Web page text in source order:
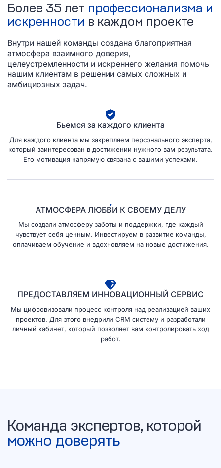
Более 35 лет профессионализма и
искренности в каждом проекте
Внутри нашей команды создана благоприятная
атмосфера взаимного доверия,
целеустремленности и искреннего желания помочь
нашим клиентам в решении самых сложных и
амбициозных задач.
Бьемся за каждого клиента
Для каждого клиента мы закрепляем персонального эксперта,
который заинтересован в достижении нужного вам результата.
Его мотивация напрямую связана с вашими успехами.
АТМОСФЕРА ЛЮБВИ К СВОЕМУ ДЕЛУ
Мы создали атмосферу заботы и поддержки, где каждый
чувствует себя ценным. Инвестируем в развитие команды,
оплачиваем обучение и вдохновляем на новые достижения.
ПРЕДОСТАВЛЯЕМ ИННОВАЦИОННЫЙ СЕРВИС
Мы цифровизовали процесс контроля над реализацией ваших
проектов. Для этого внедрили CRM систему и разработали
личный кабинет, который позволяет вам контролировать ход
работ.
Команда экспертов, которой
можно доверять